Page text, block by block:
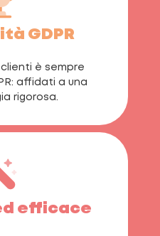
GDPR
è sempre
affidati a una
rigorosa.
efficace